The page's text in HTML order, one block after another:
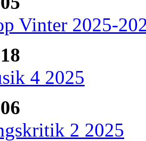
Vinter 2025-
4 2025
2 2025